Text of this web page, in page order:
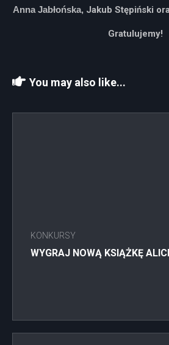
Anna Jabłońska, Jakub Stępiński
Gratulujemy!
You may also like...
KONKURSY
WYGRAJ NOWĄ KSIĄŻKĘ